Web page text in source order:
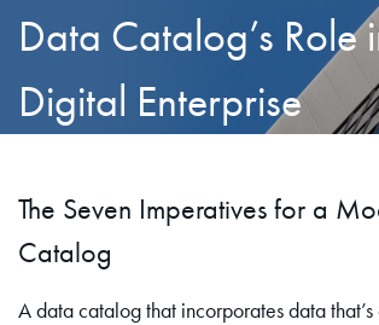
Data Catalog’s Role
Digital Enterprise
The Seven Imperatives for a
Catalog
A data catalog that incorporates data